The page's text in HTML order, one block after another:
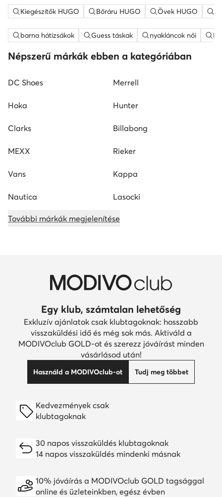
Kiegészítők HUGO Bőráru HUGO Övek HUGO
barna hátizsákok Guess táskak nyakláncok női
Népszerű márkák ebben a kategóriában
DC Shoes Merrell
Hoka Hunter
Clarks Billabong
MEXX Rieker
Vans Kappa
Nautica Lasocki
További márkák megjelenítése
Egy klub, számtalan lehetőség
Exkluzív ajánlatok csak klubtagoknak: hosszabb
visszaküldési idő és még sok más. Aktiváld a
MODIVOclub GOLD-ot és szerezz jóváírást minden
vásárlásod után!
Használd a MODIVOclub-ot Tudj meg többet
Kedvezmények csak
klubtagoknak
30 napos visszaküldés klubtagoknak
14 napos visszaküldés mindenki másnak
10% jóváírás a MODIVOclub GOLD tagsággal
online és üzleteinkben, egész évben